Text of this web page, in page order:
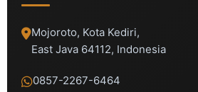
Mojoroto, Kota Kediri,
East Java 64112, Indonesia
0857-2267-6464